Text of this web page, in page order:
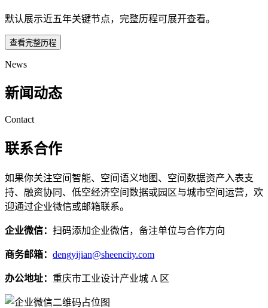
默认展示近五年关键节点，完整历程可展开查看。
查看完整历程
News
新闻动态
Contact
联系合作
如果你关注空间智能、空间语义地图、空间数据资产入表支
持、融资协同、低空经济空间数据或园区与城市空间运营，欢
迎通过企业微信或邮箱联系。
企业微信： 扫码添加企业微信，备注单位与合作方向
商务邮箱： dengyijian@sheencity.com
办公地址： 重庆市工业设计产业城 A 区